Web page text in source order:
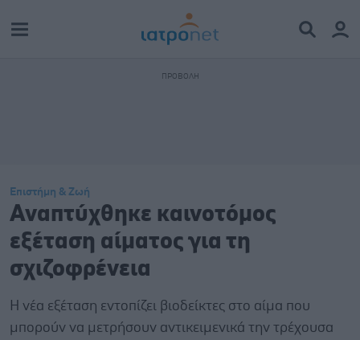
Επιστήμη & Ζωή
Αναπτύχθηκε καινοτόμος
εξέταση αίματος για τη
σχιζοφρένεια
Η νέα εξέταση εντοπίζει βιοδείκτες στο αίμα που
μπορούν να μετρήσουν αντικειμενικά την τρέχουσα